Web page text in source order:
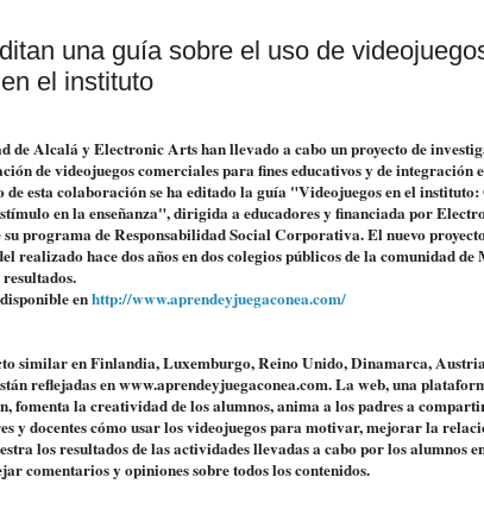
una guía sobre el uso de
el instituto
de Alcalá y Electronic Arts han llevado a cabo un proyecto de
de videojuegos comerciales para fines educativos y de integración
esta colaboración se ha editado la guía "Videojuegos en el
en la enseñanza", dirigida a educadores y financiada por
programa de Responsabilidad Social Corporativa. El nuevo
realizado hace dos años en dos colegios públicos de la comunidad
resultados.
enhttp://www.aprendeyjuegaconea.com/
similar en Finlandia, Luxemburgo, Reino Unido, Dinamarca,
reflejadas en www.aprendeyjuegaconea.com. La web, una
fomenta la creatividad de los alumnos, anima a los padres a
y docentes cómo usar los videojuegos para motivar, mejorar la
los resultados de las actividades llevadas a cabo por los alumnos
comentarios y opiniones sobre todos los contenidos.